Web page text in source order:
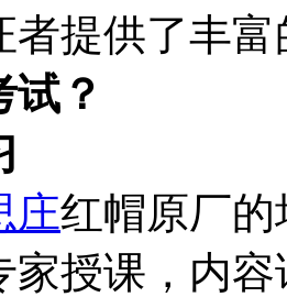
者提供了丰
试？
庄红帽原厂
家授课，内